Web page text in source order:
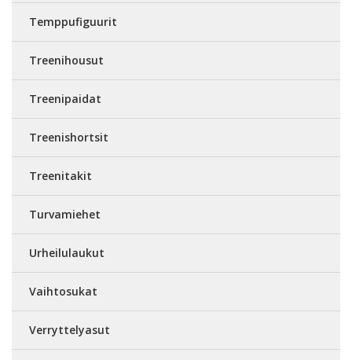
Temppufiguurit
Treenihousut
Treenipaidat
Treenishortsit
Treenitakit
Turvamiehet
Urheilulaukut
Vaihtosukat
Verryttelyasut